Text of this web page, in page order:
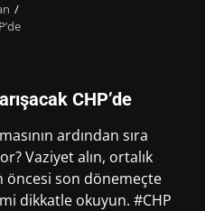
CHP’de
ardından sıra
Vaziyet alın, ortalık
öncesi son dönemeçte
dikkatle okuyun. #CHP